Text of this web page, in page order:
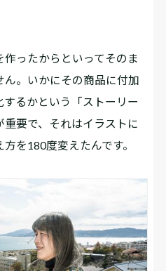
ったからといってそのま
ん。いかにその商品に付加
るかという「ストーリー
要で、それはイラストに
を180度変えたんです。